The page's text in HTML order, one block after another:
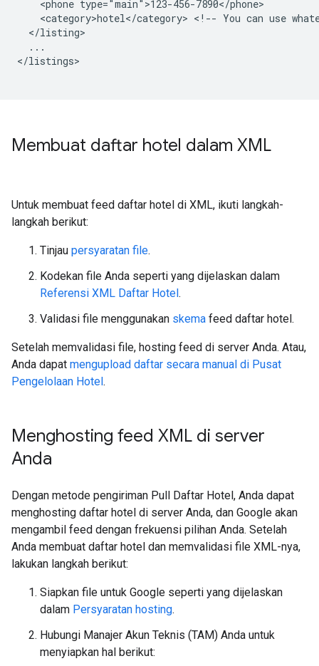
<phone
<category>hotel</category> <!-- You can use
...
</listings>
Membuat daftar hotel dalam XML
Untuk membuat feed daftar hotel di XML, ikuti langkah-
langkah berikut:
Tinjau persyaratan file.
Kodekan file Anda seperti yang dijelaskan dalam
Referensi XML Daftar Hotel.
Validasi file menggunakan skema feed daftar hotel.
Setelah memvalidasi file, hosting feed di server Anda. Atau,
Anda dapat mengupload daftar secara manual di Pusat
Pengelolaan Hotel.
Menghosting feed XML di server
Anda
Dengan metode pengiriman Pull Daftar Hotel, Anda dapat
menghosting daftar hotel di server Anda, dan Google akan
mengambil feed dengan frekuensi pilihan Anda. Setelah
Anda membuat daftar hotel dan memvalidasi file XML-nya,
lakukan langkah berikut:
Siapkan file untuk Google seperti yang dijelaskan
dalam Persyaratan hosting.
Hubungi Manajer Akun Teknis (TAM) Anda untuk
menyiapkan hal berikut: